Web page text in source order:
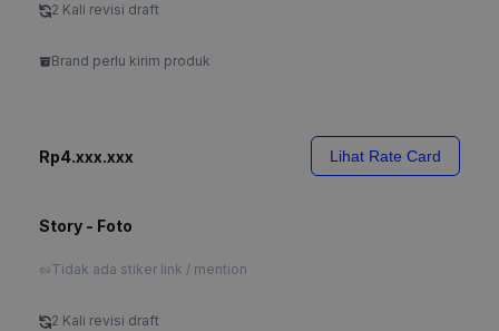
2 Kali revisi draft
Brand perlu kirim produk
Rp4.xxx.xxx Lihat Rate Card
Story - Foto
Tidak ada stiker link / mention
2 Kali revisi draft